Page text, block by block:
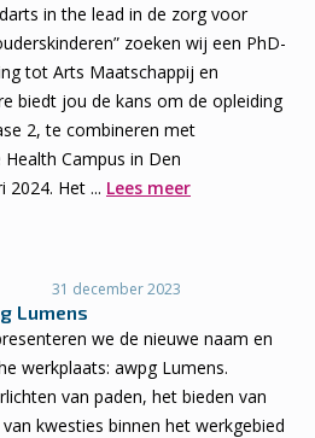
in the lead in de zorg voor
zoeken wij een PhD-
tot Arts Maatschappij en
biedt jou de kans om de opleiding
2, te combineren met
Campus in Den
2024. Het ... Lees meer
31 december 2023
Lumens
we de nieuwe naam en
werkplaats: awpg Lumens.
van paden, het bieden van
kwesties binnen het werkgebied